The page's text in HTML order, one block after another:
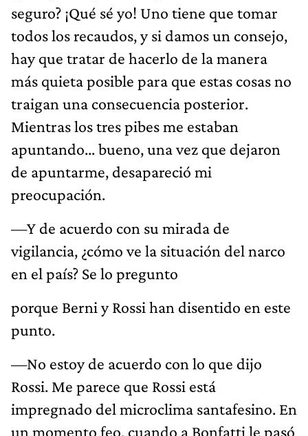
seguro? ¡Qué sé yo! Uno tiene que tomar
todos los recaudos, y si damos un consejo,
hay que tratar de hacerlo de la manera
más quieta posible para que estas cosas no
traigan una consecuencia posterior.
Mientras los tres pibes me estaban
apuntando... bueno, una vez que dejaron
de apuntarme, desapareció mi
preocupación.
—Y de acuerdo con su mirada de
vigilancia, ¿cómo ve la situación del narco
en el país? Se lo pregunto
porque Berni y Rossi han disentido en este
punto.
—No estoy de acuerdo con lo que dijo
Rossi. Me parece que Rossi está
impregnado del microclima santafesino. En
un momento feo, cuando a Bonfatti le pasó